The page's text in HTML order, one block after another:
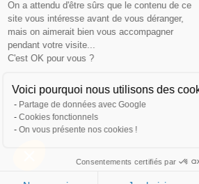
On a attendu d'être sûrs que le contenu de ce
site vous intéresse avant de vous déranger,
mais on aimerait bien vous accompagner
pendant votre visite...
C'est OK pour vous ?
Voici pourquoi nous utilisons des
Partage de données avec Google
Cookies fonctionnels
On vous présente nos cookies !
Consentements certifiés par